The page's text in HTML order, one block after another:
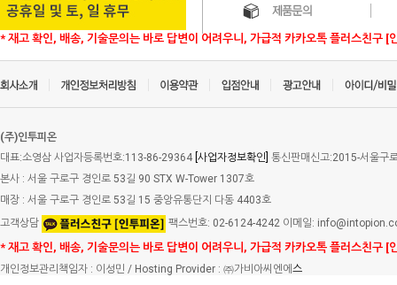
* 재고 확인, 배송, 기술문의는 바로 답변이 어려우니, 가급적 카카오톡 플러스친구 [
(주)인투피온
대표:소영삼 사업자등록번호:113-86-29364 [사업자정보확인] 통신판매신고:2015-서울구
본사 : 서울 구로구 경인로 53길 90 STX W-Tower 1307호
매장 : 서울 구로구 경인로 53길 15 중앙유통단지 다동 4403호
고객상담
팩스번호: 02-6124-4242 이메일:
* 재고 확인, 배송, 기술문의는 바로 답변이 어려우니, 가급적 카카오톡 플러스친구 [
개인정보관리책임자 : 이성민 / Hosting Provider : ㈜가비아씨엔에 스